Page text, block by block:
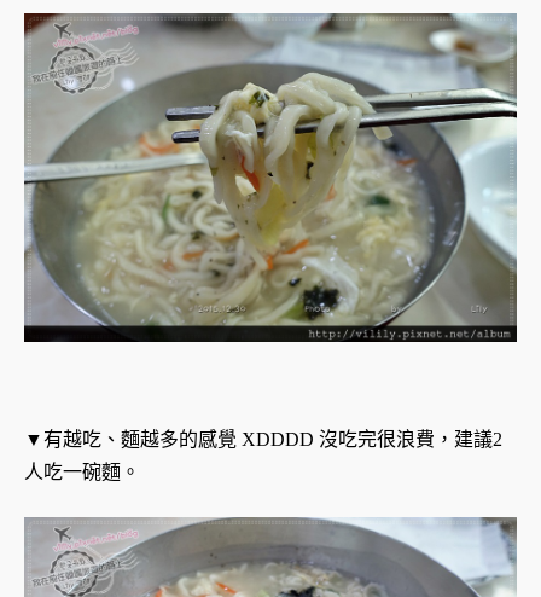
▼有越吃、麵越多的感覺 XDDDD 沒吃完很浪費，建議2
人吃一碗麵。